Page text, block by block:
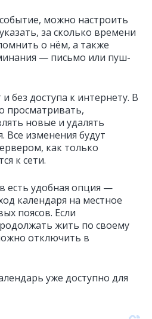
можно настроить
за сколько времени
о нём, а также
— письмо или пуш-
без доступа к интернету. В
новые и удалять
Все изменения будут
как только
к сети.
есть удобная опция —
календаря на местное
поясов. Если
жить по своему
отключить в
уже доступно для